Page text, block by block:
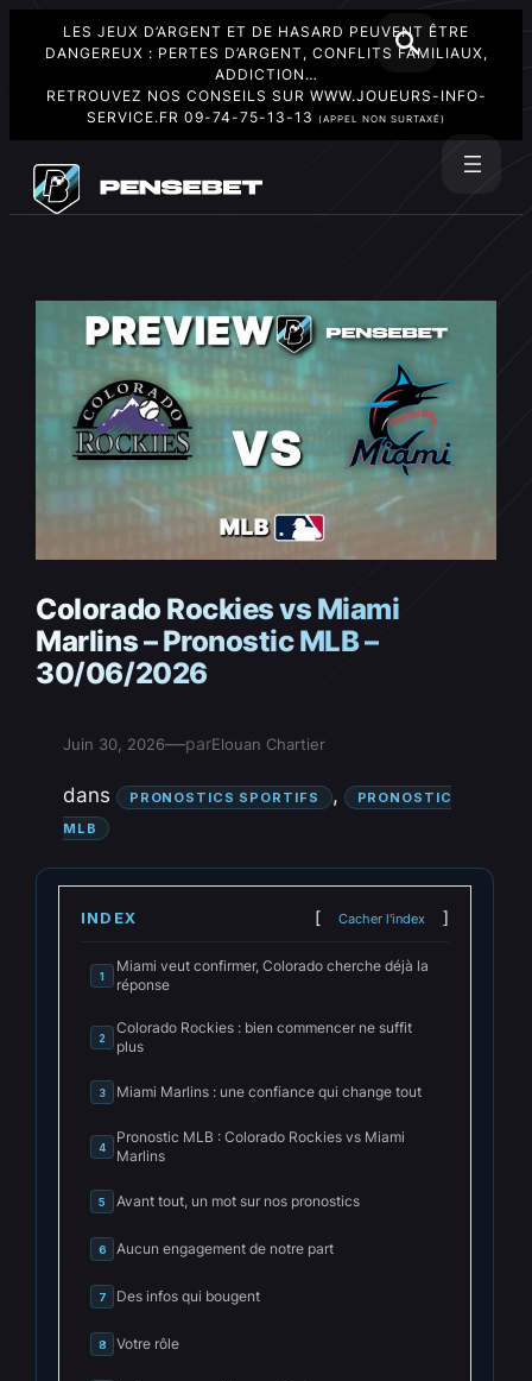
LES JEUX D’ARGENT ET DE HASARD PEUVENT ÊTRE
DANGEREUX : PERTES D’ARGENT, CONFLITS FAMILIAUX,
ADDICTION…
RETROUVEZ NOS CONSEILS SUR WWW.JOUEURS-INFO-
SERVICE.FR 09-74-75-13-13 (APPEL NON SURTAXÉ)
contenu
Colorado Rockies vs Miami
Marlins – Pronostic MLB –
30/06/2026
Juin 30, 2026—parElouan Chartier
dans PRONOSTICS SPORTIFS ,
PRONOSTIC
MLB
INDEX Cacher l'index
1
Miami veut confirmer, Colorado cherche déjà la
réponse
2
Colorado Rockies : bien commencer ne suffit
plus
3 Miami Marlins : une confiance qui change tout
4
Pronostic MLB : Colorado Rockies vs Miami
Marlins
5 Avant tout, un mot sur nos pronostics
6 Aucun engagement de notre part
7 Des infos qui bougent
8 Votre rôle